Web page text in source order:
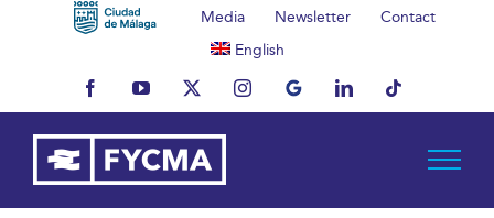
Media Newsletter
Contact
English
FacebookYouTubeX InstagramMyBusinessLinkedInTiktok